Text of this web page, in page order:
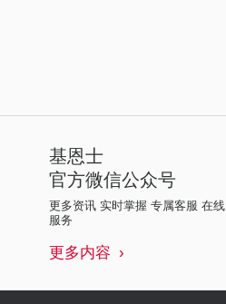
基恩士
官方微信公众号
更多资讯 实时掌握 专属客服 在线
服务
更多内容